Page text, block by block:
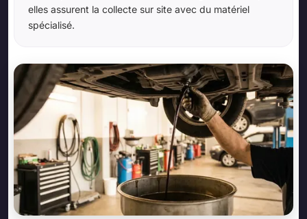
elles assurent la collecte sur site avec du matériel
spécialisé.